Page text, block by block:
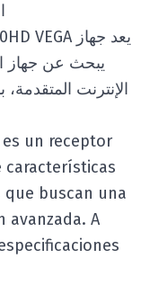
الإنترنت
es un receptor
buscan una
avanzada. A